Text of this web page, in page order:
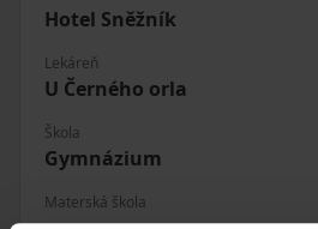
Hotel Sněžník
Lekáreň
U Černého orla
Škola
Gymnázium
Materská škola